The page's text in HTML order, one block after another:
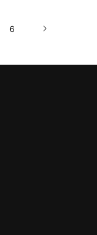
6